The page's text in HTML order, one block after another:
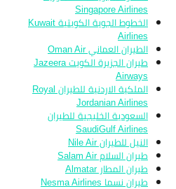
Singapore Airlines
الخطوط الجوية الكويتية Kuwait
Airlines
الطيران العماني Oman Air
طيران الجزيرة الكويت Jazeera
Airways
الملكية الاردنية للطيران Royal
Jordanian Airlines
السعودية الخليجية للطيران
SaudiGulf Airlines
النيل للطيران Nile Air
طيران السلام Salam Air
طيران المطار Almatar
طيران نسما Nesma Airlines